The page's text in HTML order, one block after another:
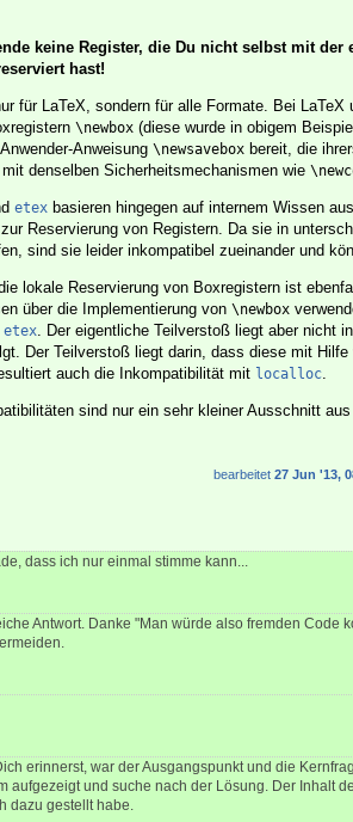
keine Register, die Du nicht selbst mit der
hast!
für LaTeX, sondern für alle Formate. Bei
\newbox (diese wurde in obigem
Anweisung \newsavebox bereit, die
denselben Sicherheitsmechanismen wie
etex basieren hingegen auf internem Wissen
Reservierung von Registern. Da sie in
sind sie leider inkompatibel zueinander und
lokale Reservierung von Boxregistern ist
über die Implementierung von \newbox
etex. Der eigentliche Teilverstoß liegt aber nicht
Der Teilverstoß liegt darin, dass diese mit
auch die Inkompatibilität mit localloc.
sind nur ein sehr kleiner Ausschnitt
bearbeitet 27 Jun '13,
dass ich nur einmal stimme kann...
Antwort. Danke "Man würde also fremden Code
erinnerst, war der Ausgangspunkt und die
aufgezeigt und suche nach der Lösung. Der Inhalt
dazu gestellt habe.